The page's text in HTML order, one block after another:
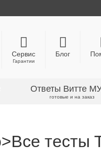
Сервис
Гарантии
Блог
Ответы Витте
готовые и на заказ
тесты